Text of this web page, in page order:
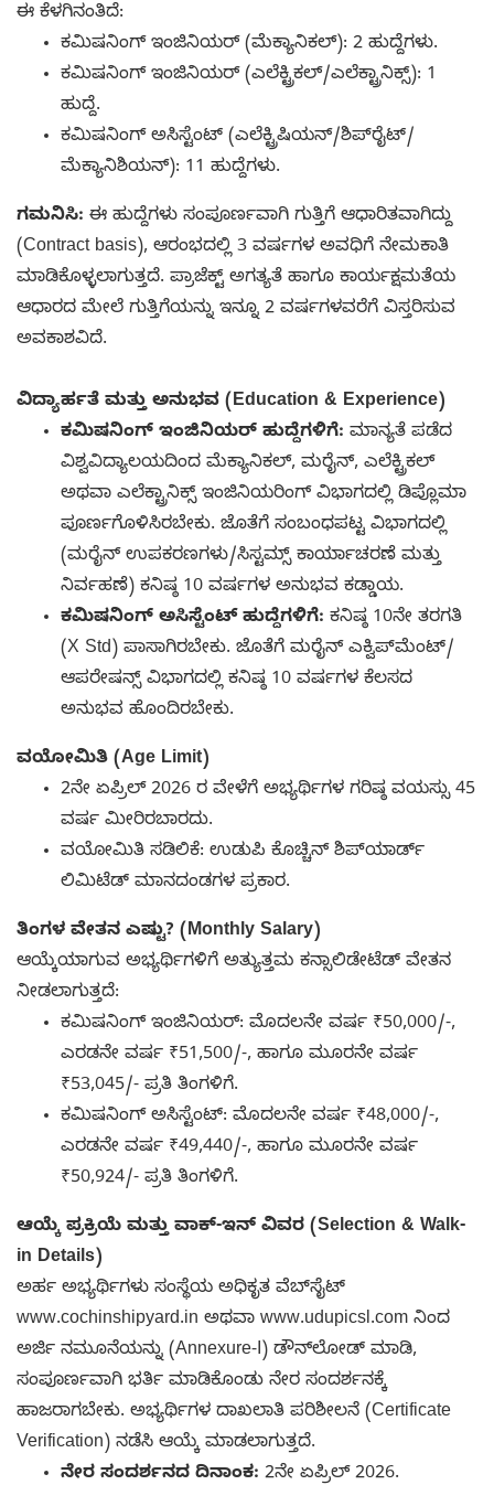
ಈ ಕೆಳಗಿನಂತಿದೆ:
ಕಮಿಷನಿಂಗ್ ಇಂಜಿನಿಯರ್ (ಮೆಕ್ಯಾನಿಕಲ್): 2 ಹುದ್ದೆಗಳು.
ಕಮಿಷನಿಂಗ್ ಇಂಜಿನಿಯರ್ (ಎಲೆಕ್ಟ್ರಿಕಲ್/ಎಲೆಕ್ಟ್ರಾನಿಕ್ಸ್): 1
ಹುದ್ದೆ.
ಕಮಿಷನಿಂಗ್ ಅಸಿಸ್ಟೆಂಟ್ (ಎಲೆಕ್ಟ್ರಿಷಿಯನ್/ಶಿಪ್‌ರೈಟ್/
ಮೆಕ್ಯಾನಿಶಿಯನ್): 11 ಹುದ್ದೆಗಳು.
ಗಮನಿಸಿ: ಈ ಹುದ್ದೆಗಳು ಸಂಪೂರ್ಣವಾಗಿ ಗುತ್ತಿಗೆ ಆಧಾರಿತವಾಗಿದ್ದು
(Contract basis), ಆರಂಭದಲ್ಲಿ 3 ವರ್ಷಗಳ ಅವಧಿಗೆ ನೇಮಕಾತಿ
ಮಾಡಿಕೊಳ್ಳಲಾಗುತ್ತದೆ. ಪ್ರಾಜೆಕ್ಟ್ ಅಗತ್ಯತೆ ಹಾಗೂ ಕಾರ್ಯಕ್ಷಮತೆಯ
ಆಧಾರದ ಮೇಲೆ ಗುತ್ತಿಗೆಯನ್ನು ಇನ್ನೂ 2 ವರ್ಷಗಳವರೆಗೆ ವಿಸ್ತರಿಸುವ
ಅವಕಾಶವಿದೆ.
ವಿದ್ಯಾರ್ಹತೆ ಮತ್ತು ಅನುಭವ (Education & Experience)
ಕಮಿಷನಿಂಗ್ ಇಂಜಿನಿಯರ್ ಹುದ್ದೆಗಳಿಗೆ: ಮಾನ್ಯತೆ ಪಡೆದ
ವಿಶ್ವವಿದ್ಯಾಲಯದಿಂದ ಮೆಕ್ಯಾನಿಕಲ್, ಮರೈನ್, ಎಲೆಕ್ಟ್ರಿಕಲ್
ಅಥವಾ ಎಲೆಕ್ಟ್ರಾನಿಕ್ಸ್ ಇಂಜಿನಿಯರಿಂಗ್ ವಿಭಾಗದಲ್ಲಿ ಡಿಪ್ಲೊಮಾ
ಪೂರ್ಣಗೊಳಿಸಿರಬೇಕು. ಜೊತೆಗೆ ಸಂಬಂಧಪಟ್ಟ ವಿಭಾಗದಲ್ಲಿ
(ಮರೈನ್ ಉಪಕರಣಗಳು/ಸಿಸ್ಟಮ್ಸ್ ಕಾರ್ಯಾಚರಣೆ ಮತ್ತು
ನಿರ್ವಹಣೆ) ಕನಿಷ್ಠ 10 ವರ್ಷಗಳ ಅನುಭವ ಕಡ್ಡಾಯ.
ಕಮಿಷನಿಂಗ್ ಅಸಿಸ್ಟೆಂಟ್ ಹುದ್ದೆಗಳಿಗೆ: ಕನಿಷ್ಠ 10ನೇ ತರಗತಿ
(X Std) ಪಾಸಾಗಿರಬೇಕು. ಜೊತೆಗೆ ಮರೈನ್ ಎಕ್ವಿಪ್‌ಮೆಂಟ್/
ಆಪರೇಷನ್ಸ್ ವಿಭಾಗದಲ್ಲಿ ಕನಿಷ್ಠ 10 ವರ್ಷಗಳ ಕೆಲಸದ
ಅನುಭವ ಹೊಂದಿರಬೇಕು.
ವಯೋಮಿತಿ (Age Limit)
2ನೇ ಏಪ್ರಿಲ್ 2026 ರ ವೇಳೆಗೆ ಅಭ್ಯರ್ಥಿಗಳ ಗರಿಷ್ಠ ವಯಸ್ಸು 45
ವರ್ಷ ಮೀರಿರಬಾರದು.
ವಯೋಮಿತಿ ಸಡಿಲಿಕೆ: ಉಡುಪಿ ಕೊಚ್ಚಿನ್ ಶಿಪ್‌ಯಾರ್ಡ್
ಲಿಮಿಟೆಡ್ ಮಾನದಂಡಗಳ ಪ್ರಕಾರ.
ತಿಂಗಳ ವೇತನ ಎಷ್ಟು? (Monthly Salary)
ಆಯ್ಕೆಯಾಗುವ ಅಭ್ಯರ್ಥಿಗಳಿಗೆ ಅತ್ಯುತ್ತಮ ಕನ್ಸಾಲಿಡೇಟೆಡ್ ವೇತನ
ನೀಡಲಾಗುತ್ತದೆ:
ಕಮಿಷನಿಂಗ್ ಇಂಜಿನಿಯರ್: ಮೊದಲನೇ ವರ್ಷ ₹50,000/-,
ಎರಡನೇ ವರ್ಷ ₹51,500/-, ಹಾಗೂ ಮೂರನೇ ವರ್ಷ
₹53,045/- ಪ್ರತಿ ತಿಂಗಳಿಗೆ.
ಕಮಿಷನಿಂಗ್ ಅಸಿಸ್ಟೆಂಟ್: ಮೊದಲನೇ ವರ್ಷ ₹48,000/-,
ಎರಡನೇ ವರ್ಷ ₹49,440/-, ಹಾಗೂ ಮೂರನೇ ವರ್ಷ
₹50,924/- ಪ್ರತಿ ತಿಂಗಳಿಗೆ.
ಆಯ್ಕೆ ಪ್ರಕ್ರಿಯೆ ಮತ್ತು ವಾಕ್-ಇನ್ ವಿವರ (Selection & Walk-
in Details)
ಅರ್ಹ ಅಭ್ಯರ್ಥಿಗಳು ಸಂಸ್ಥೆಯ ಅಧಿಕೃತ ವೆಬ್‌ಸೈಟ್
www.cochinshipyard.in ಅಥವಾ www.udupicsl.com ನಿಂದ
ಅರ್ಜಿ ನಮೂನೆಯನ್ನು (Annexure-I) ಡೌನ್‌ಲೋಡ್ ಮಾಡಿ,
ಸಂಪೂರ್ಣವಾಗಿ ಭರ್ತಿ ಮಾಡಿಕೊಂಡು ನೇರ ಸಂದರ್ಶನಕ್ಕೆ
ಹಾಜರಾಗಬೇಕು. ಅಭ್ಯರ್ಥಿಗಳ ದಾಖಲಾತಿ ಪರಿಶೀಲನೆ (Certificate
Verification) ನಡೆಸಿ ಆಯ್ಕೆ ಮಾಡಲಾಗುತ್ತದೆ.
ನೇರ ಸಂದರ್ಶನದ ದಿನಾಂಕ: 2ನೇ ಏಪ್ರಿಲ್ 2026.